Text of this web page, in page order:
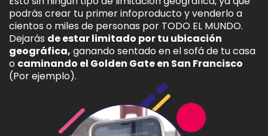
podrás crear tu primer infoproducto y venderlo a
cientos o miles de personas por TODO EL MUNDO.
Dejarás de estar limitado por tu ubicación
geográfica, ganando sentado en el sofá de tu casa
o caminando el Golden Gate en San Francisco
(Por ejemplo).